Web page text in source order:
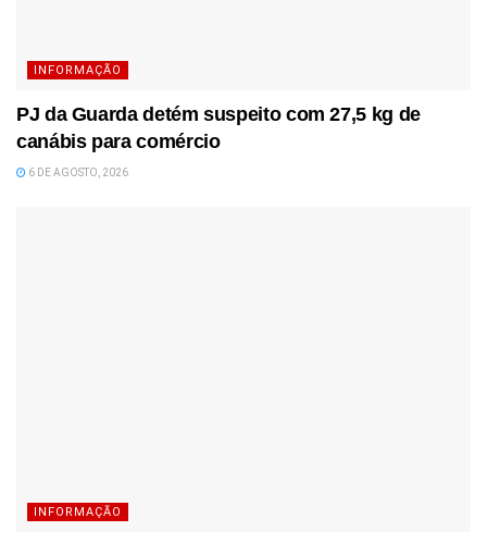
INFORMAÇÃO
PJ da Guarda detém suspeito com 27,5 kg de
canábis para comércio
6 DE AGOSTO, 2026
INFORMAÇÃO